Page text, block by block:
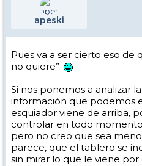
apeski
Pues va a ser cierto eso de
no quiere”
Si nos ponemos a analizar
información que podemos
esquiador viene de arriba,
controlar en todo
pero no creo que sea
parece, que el tablero se
sin mirar lo que le viene por